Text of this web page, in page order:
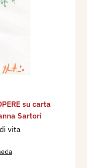
su carta
Sartori
vita